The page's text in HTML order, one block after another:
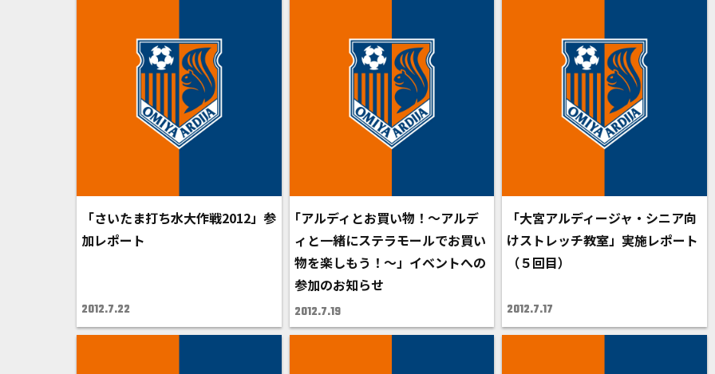
「さいたま打ち水大作戦2012」参
加レポート
2012.7.22
｢アルディとお買い物！～アルデ
ィと一緒にステラモールでお買い
物を楽しもう！～」イベントへの
参加のお知らせ
2012.7.19
「大宮アルディージャ・シニア向
けストレッチ教室」実施レポート
（５回目）
2012.7.17